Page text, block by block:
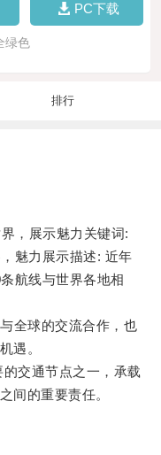
PC下载
绿色
排行
，展示魅力关键词:
魅力展示描述: 近年
航线与世界各地相
全球的交流合作，也
遇。
交通节点之一，承载
间的重要责任。